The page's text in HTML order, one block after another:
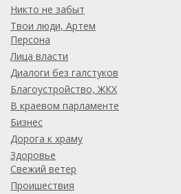
Никто не забыт
Твои люди, Артем
Персона
Лица власти
Диалоги без галстуков
Благоустройство, ЖКХ
В краевом парламенте
Бизнес
Дорога к храму
Здоровье
Свежий ветер
Проишествия